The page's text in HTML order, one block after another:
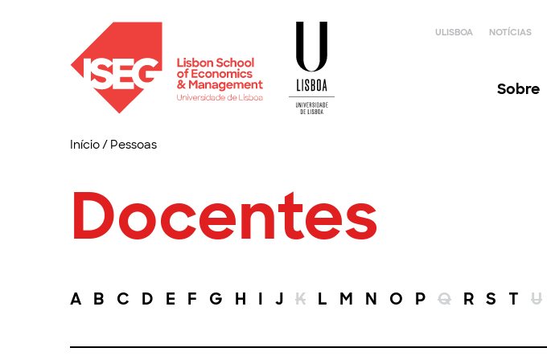
ULISBOA NOTÍCIAS
Sobre
Início/ Pessoas
Docentes
A B C D E F G H I J K L M N O P Q R S T U